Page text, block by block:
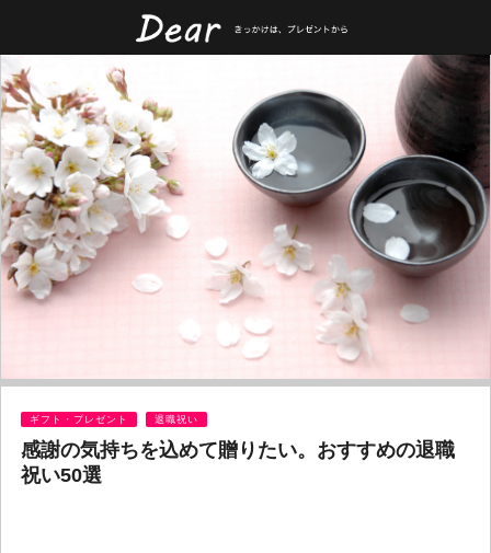
ギフト・プレゼント 退職祝い
感謝の気持ちを込めて贈りたい。おすすめの退職
祝い50選